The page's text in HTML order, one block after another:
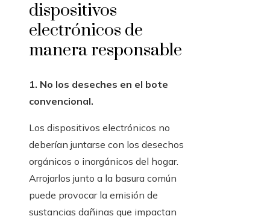
dispositivos
electrónicos de
manera responsable
1. No los deseches en el bote
convencional.
Los dispositivos electrónicos no
deberían juntarse con los desechos
orgánicos o inorgánicos del hogar.
Arrojarlos junto a la basura común
puede provocar la emisión de
sustancias dañinas que impactan